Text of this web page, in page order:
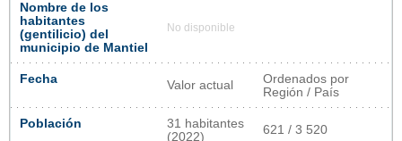
Nombre de los
habitantes
(gentilicio) del
municipio de Mantiel
No disponible
Fecha Valor actual
Ordenados por
Región / País
Población
31 habitantes
(2022)
621 / 3 520